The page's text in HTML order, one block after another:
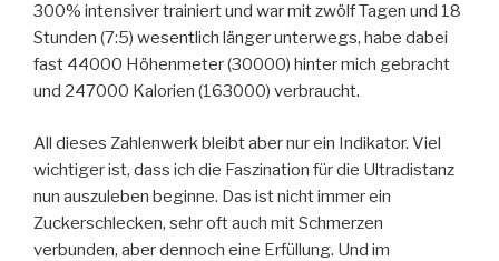
300% intensiver trainiert und war mit zwölf Tagen und 18
Stunden (7:5) wesentlich länger unterwegs, habe dabei
fast 44000 Höhenmeter (30000) hinter mich gebracht
und 247000 Kalorien (163000) verbraucht.
All dieses Zahlenwerk bleibt aber nur ein Indikator. Viel
wichtiger ist, dass ich die Faszination für die Ultradistanz
nun auszuleben beginne. Das ist nicht immer ein
Zuckerschlecken, sehr oft auch mit Schmerzen
verbunden, aber dennoch eine Erfüllung. Und im